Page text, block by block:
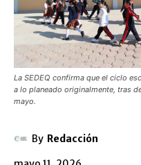
La SEDEQ confirma que el ciclo
a lo planeado originalmente, tras
mayo.
By Redacción